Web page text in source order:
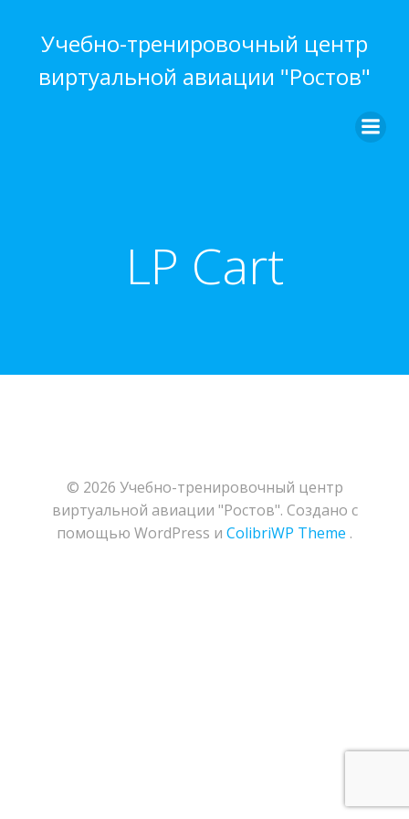
содержимому
Учебно-тренировочный центр
виртуальной авиации "Ростов"
LP Cart
© 2026 Учебно-тренировочный центр
виртуальной авиации "Ростов". Создано с
помощью WordPress и ColibriWP Theme .